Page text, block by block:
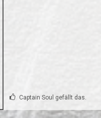
Captain Soul gefällt das.